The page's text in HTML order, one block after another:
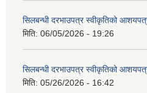
सिलबन्धी दरभाउपत्र स्वीकृतिको
मिति: 06/05/2026 - 19:26
सिलबन्धी दरभाउपत्र स्वीकृतिको
मिति: 05/26/2026 - 16:42